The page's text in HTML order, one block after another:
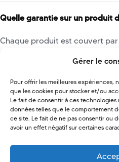
Gérer le
Pour offrir les meilleures expériences,
que les cookies pour stocker et/ou
Le fait de consentir à ces
données telles que le comportement
ce site. Le fait de ne pas consentir ou
avoir un effet négatif sur certaines
Quelle garantie sur un produit
Chaque produit est couvert
commerciale de 1 à 2 ans
durée exacte est indiquée sur
Comment vos produits sont-
Puis-je retourner un produit